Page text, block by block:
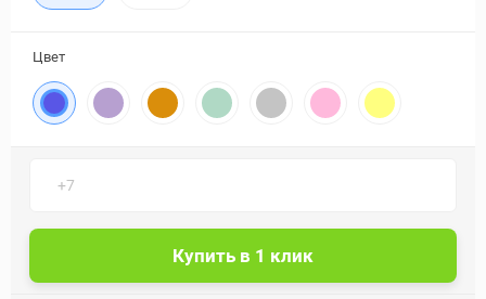
Цвет